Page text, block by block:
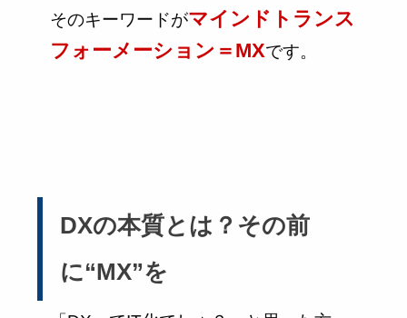
そのキーワードがマインドトランス
フォーメーション＝MXです。
DXの本質とは？その前
に“MX”を